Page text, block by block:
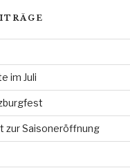
im Juli
zur Saisoneröffnung